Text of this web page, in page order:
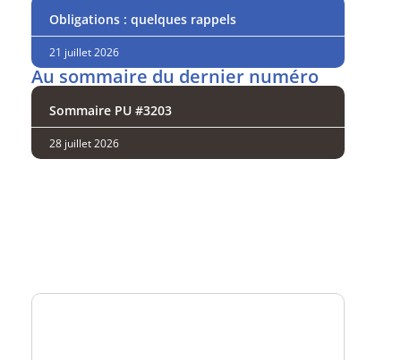
Obligations : quelques rappels
21 juillet 2026
Au sommaire du dernier numéro
Sommaire PU #3203
28 juillet 2026